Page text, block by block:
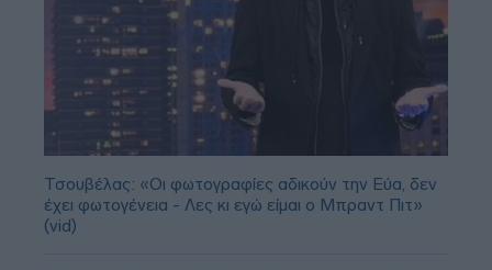
Τσουβέλας: «Οι φωτογραφίες αδικούν την Εύα, δεν
έχει φωτογένεια - Λες κι εγώ είμαι ο Μπραντ Πιτ»
(vid)